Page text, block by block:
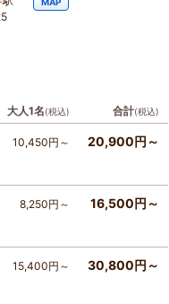
大人1名(税込) 合計(税込)
10,450円～ 20,900円～
8,250円～ 16,500円～
15,400円～ 30,800円～